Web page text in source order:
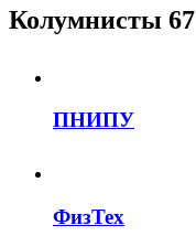
Колумнисты 67
ПНИПУ
ФизТех